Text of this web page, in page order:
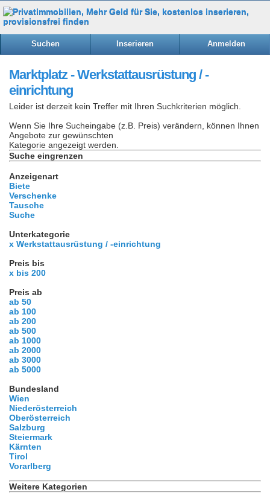
Suchen Inserieren Anmelden
Marktplatz - Werkstattausrüstung / -
einrichtung
Leider ist derzeit kein Treffer mit Ihren Suchkriterien möglich.
Wenn Sie Ihre Sucheingabe (z.B. Preis) verändern, können Ihnen
Angebote zur gewünschten
Kategorie angezeigt werden.
Suche eingrenzen
Anzeigenart
Biete
Verschenke
Tausche
Suche
Unterkategorie
x Werkstattausrüstung / -einrichtung
Preis bis
x bis 200
Preis ab
ab 50
ab 100
ab 200
ab 500
ab 1000
ab 2000
ab 3000
ab 5000
Bundesland
Wien
Niederösterreich
Oberösterreich
Salzburg
Steiermark
Kärnten
Tirol
Vorarlberg
Weitere Kategorien